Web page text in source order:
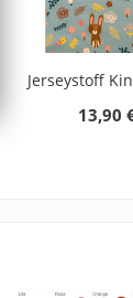
Jerseystoff
13,90